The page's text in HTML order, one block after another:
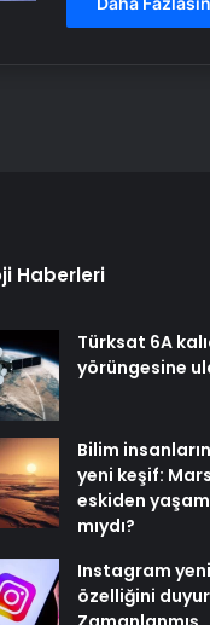
Haberleri
Türksat 6A
yörüngesine
Bilim
yeni keşif:
eskiden
mıydı?
Instagram yeni
özelliğini